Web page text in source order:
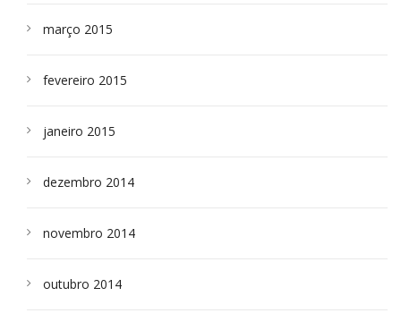
março 2015
fevereiro 2015
janeiro 2015
dezembro 2014
novembro 2014
outubro 2014